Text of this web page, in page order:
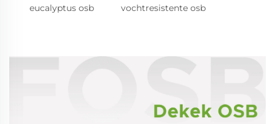
eucalyptus osb vochtresistente osb